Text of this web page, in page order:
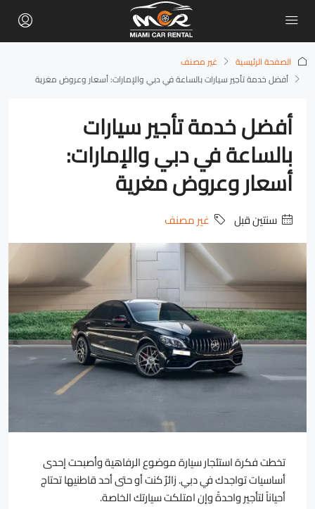
الصفحة الرئيسية
غير مصنف
أفضل خدمة تأجير سيارات بالساعة في دبي والإمارات: أسعار وعروض مغرية
أفضل خدمة تأجير سيارات
بالساعة في دبي والإمارات:
أسعار وعروض مغرية
‏سنتين قبل غير مصنف
تخطت فكرة استئجار سيارة موضوع الرفاهية وأصبحت إحدى
أساسيات تواجدك في دبي. زائرٌ كنت أو حتى أحد قاطنيها تحتاج
أحياناً لتأجير واحدةً وإن امتلكت سيارتك الخاصة.